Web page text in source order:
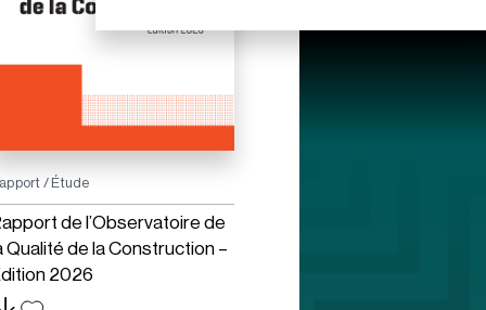
/ Étude
de l’Observatoire de
Qualité de la Construction –
2026